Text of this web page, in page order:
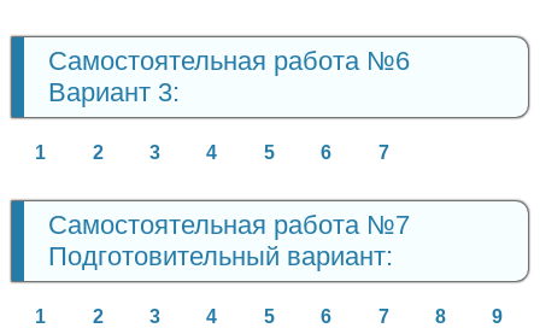
Самостоятельная работа №6
Вариант 3:
1 2 3 4 5 6 7
Самостоятельная работа №7
Подготовительный вариант:
1 2 3 4 5 6 7 8 9